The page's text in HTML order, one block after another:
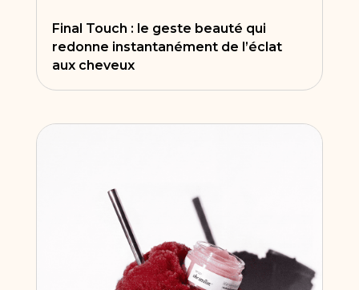
Final Touch : le geste beauté qui
redonne instantanément de l’éclat
aux cheveux